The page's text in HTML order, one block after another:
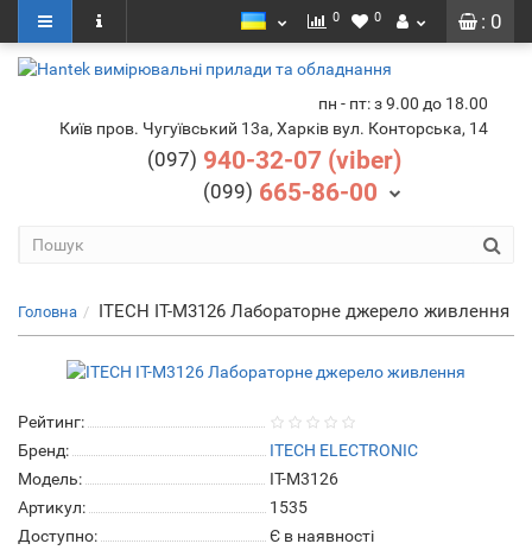
: 0
0 0
пн - пт: з 9.00 до 18.00
Київ пров. Чугуївський 13а, Харків вул. Конторська, 14
(097) 940-32-07 (viber)
(099) 665-86-00
Головна ITECH IT-M3126 Лабораторне джерело живлення
Рейтинг:
Бренд:
ITECH ELECTRONIC
Модель:
IT-M3126
Артикул:
1535
Доступно:
Є в наявності